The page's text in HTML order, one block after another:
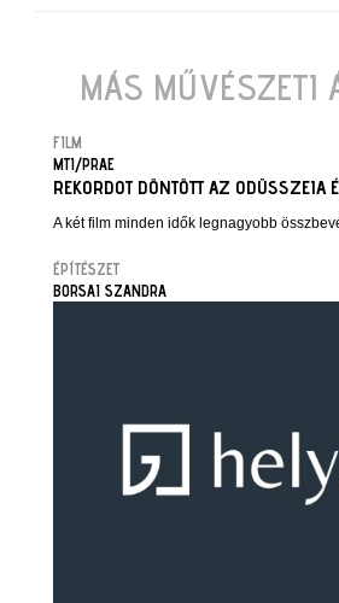
MÁS MŰVÉSZETI
FILM
MTI/PRAE
REKORDOT DÖNTÖTT AZ ODÜSSZEIA
A két film minden idők legnagyobb
ÉPÍTÉSZET
BORSAI SZANDRA